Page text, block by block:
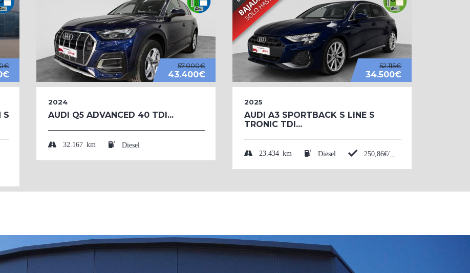
S
57.000€
43.400€
2024
AUDI Q5 ADVANCED 40 TDI...
32.167 km Diesel
52.115€
34.500€
2025
AUDI A3 SPORTBACK S LINE S
TRONIC TDI...
23.434 km Diesel